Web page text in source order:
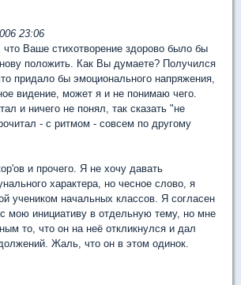
23:06
Ваше стихотворение здорово было бы
положить. Как Вы думаете? Получился
придало бы эмоционального напряжения,
видение, может я и не понимаю чего.
и ничего не понял, так сказать "не
- с ритмом - совсем по другому
и прочего. Я не хочу давать
характера, но чесное слово, я
учеником начальных классов. Я согласен
мою инициативу в отдельную тему, но мне
то, что он на неё откликнулся и дал
Жаль, что он в этом одинок.